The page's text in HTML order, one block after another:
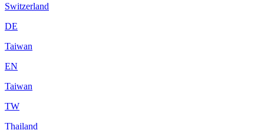
Switzerland
DE
Taiwan
EN
Taiwan
TW
Thailand